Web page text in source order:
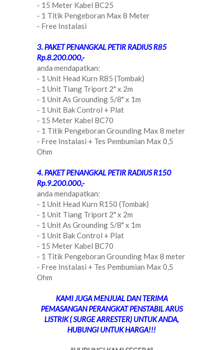
- 15 Meter Kabel BC25
- 1 Titik Pengeboran Max 8 Meter
- Free Instalasi
3. PAKET PENANGKAL PETIR RADIUS R85
Rp.8.200.000,-
anda mendapatkan:
- 1 Unit Head Kurn R85 (Tombak)
- 1 Unit Tiang Triport 2" x 2m
- 1 Unit As Grounding 5/8" x 1m
- 1 Unit Bak Control + Plat
- 15 Meter Kabel BC70
- 1 Titik Pengeboran Grounding Max 8 meter
- Free Instalasi + Tes Pembumian Max 0,5
Ohm
4. PAKET PENANGKAL PETIR RADIUS R150
Rp.9.200.000,-
anda mendapatkan:
- 1 Unit Head Kurn R150 (Tombak)
- 1 Unit Tiang Triport 2" x 2m
- 1 Unit As Grounding 5/8" x 1m
- 1 Unit Bak Control + Plat
- 15 Meter Kabel BC70
- 1 Titik Pengeboran Grounding Max 8 meter
- Free Instalasi + Tes Pembumian Max 0,5
Ohm
KAMI JUGA MENJUAL DAN TERIMA
PEMASANGAN PERANGKAT PENSTABIL ARUS
LISTRIK ( SURGE ARRESTER) UNTUK ANDA,
HUBUNGI UNTUK HARGA!!!